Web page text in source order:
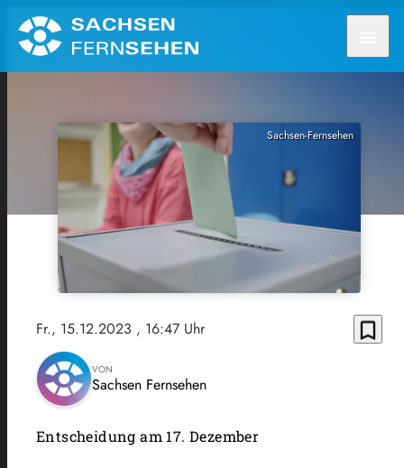
Sachsen-Fernsehen
Fr., 15.12.2023 , 16:47 Uhr bookmark_border
VON
Sachsen Fernsehen
Entscheidung am 17. Dezember